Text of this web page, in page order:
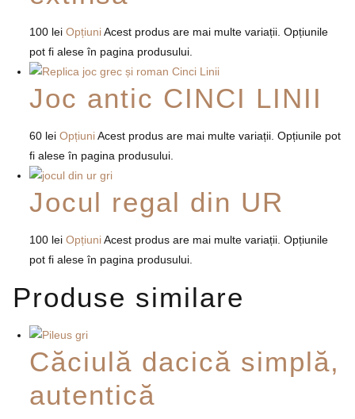
100 lei OpțiuniAcest produs are mai multe variații. Opțiunile
pot fi alese în pagina produsului.
Joc antic CINCI LINII
60 lei OpțiuniAcest produs are mai multe variații. Opțiunile pot
fi alese în pagina produsului.
Jocul regal din UR
100 lei OpțiuniAcest produs are mai multe variații. Opțiunile
pot fi alese în pagina produsului.
Produse similare
Căciulă dacică simplă,
autentică